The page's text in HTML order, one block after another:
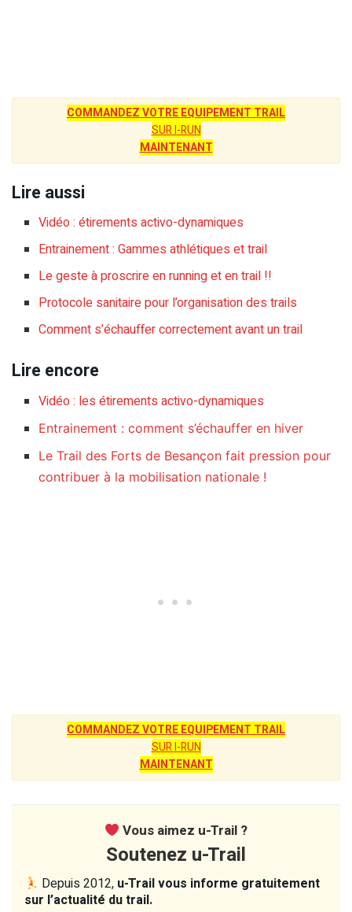
COMMANDEZ VOTRE EQUIPEMENT TRAIL
SUR I-RUN
MAINTENANT
Lire aussi
Vidéo : étirements activo-dynamiques
Entrainement : Gammes athlétiques et trail
Le geste à proscrire en running et en trail !!
Protocole sanitaire pour l’organisation des trails
Comment s’échauffer correctement avant un trail
Lire encore
Vidéo : les étirements activo-dynamiques
Entrainement : comment s’échauffer en hiver
Le Trail des Forts de Besançon fait pression pour
contribuer à la mobilisation nationale !
COMMANDEZ VOTRE EQUIPEMENT TRAIL
SUR I-RUN
MAINTENANT
Vous aimez u-Trail ?
Soutenez u-Trail
Depuis 2012, u-Trail vous informe gratuitement
sur l’actualité du trail.